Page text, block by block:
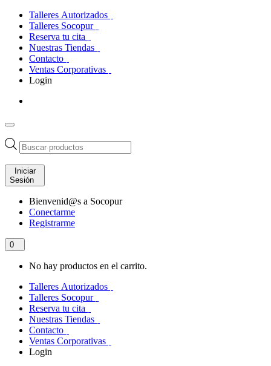
Talleres Autorizados
Talleres Socopur
Reserva tu cita
Nuestras Tiendas
Contacto
Ventas Corporativas
Login
Búsqueda
de
productos
Iniciar
Sesión
Bienvenid@s a Socopur
Conectarme
Registrarme
0
No hay productos en el carrito.
Talleres Autorizados
Talleres Socopur
Reserva tu cita
Nuestras Tiendas
Contacto
Ventas Corporativas
Login